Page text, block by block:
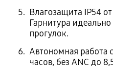
Влагозащита IP54
Гарнитура
прогулок.
Автономная работа
часов, без ANC до